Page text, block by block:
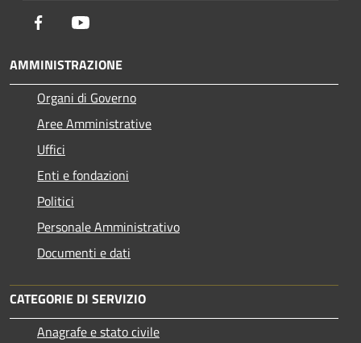
Facebook
AMMINISTRAZIONE
Organi di Governo
Aree Amministrative
Uffici
Enti e fondazioni
Politici
Personale Amministrativo
Documenti e dati
CATEGORIE DI SERVIZIO
Anagrafe e stato civile